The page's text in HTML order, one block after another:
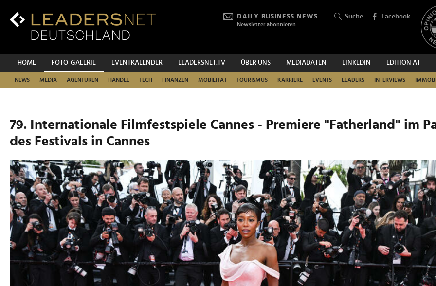
Inhalt
Hauptnavigation
DAILY BUSINESS NEWS
Newsletter abonnieren
Suche Facebook
HOME FOTO-GALERIE EVENTKALENDER LEADERSNET.TV ÜBER UNS MEDIADATEN LINKEDIN EDITION AT
NEWS MEDIA AGENTUREN HANDEL TECH FINANZEN MOBILITÄT TOURISMUS KARRIERE EVENTS LEADERS INTERVIEWS
SUCHEN
79. Internationale Filmfestspiele Cannes - Premiere "Fatherland" im
des Festivals in Cannes